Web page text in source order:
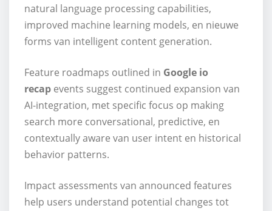
natural language processing capabilities,
improved machine learning models, en nieuwe
forms van intelligent content generation.
Feature roadmaps outlined in Google io
recap events suggest continued expansion van
AI-integration, met specific focus op making
search more conversational, predictive, en
contextually aware van user intent en historical
behavior patterns.
Impact assessments van announced features
help users understand potential changes tot